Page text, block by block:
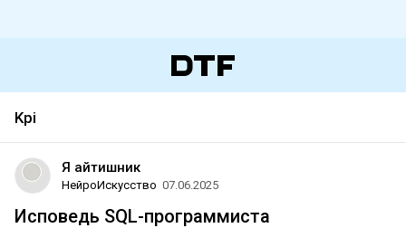
Kpi
Я айтишник
НейроИскусство 07.06.2025
Исповедь SQL-программиста